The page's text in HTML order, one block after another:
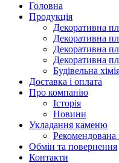
Головна
Продукція
Декоративна
Декоративна
Декоративна
Декоративна
Будівельна
Доставка і оплата
Про компанію
Історія
Новини
Укладання каменю
Рекомендована
Обмін та повернення
Контакти